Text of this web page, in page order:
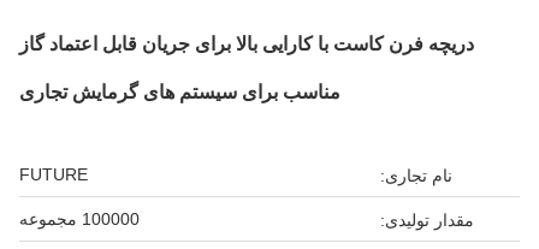
دریچه فرن کاست با کارایی بالا برای جریان قابل اعتماد گاز
مناسب برای سیستم های گرمایش تجاری
نام تجاری: FUTURE
مقدار تولیدی: 100000 مجموعه